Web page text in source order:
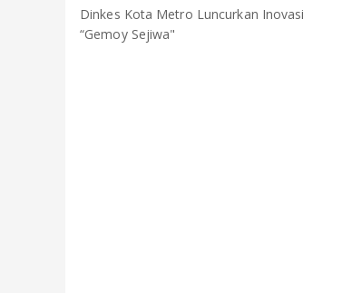
Dinkes Kota Metro Luncurkan Inovasi
“Gemoy Sejiwa"